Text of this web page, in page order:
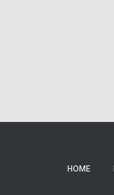
HOME